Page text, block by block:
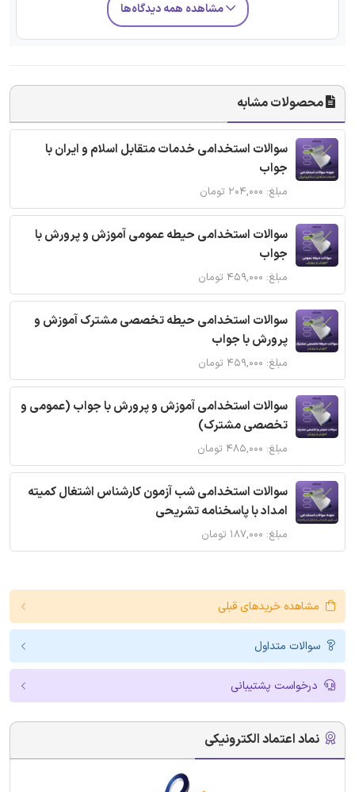
مشاهده همه دیدگاه‌ها
محصولات مشابه
سوالات استخدامی خدمات متقابل اسلام و ایران با
جواب
مبلغ: ۲۰۴,۰۰۰ تومان
سوالات استخدامی حیطه عمومی آموزش و پرورش با
جواب
مبلغ: ۴۵۹,۰۰۰ تومان
سوالات استخدامی حیطه تخصصی مشترک آموزش و
پرورش با جواب
مبلغ: ۴۵۹,۰۰۰ تومان
سوالات استخدامی آموزش و پرورش با جواب (عمومی و
تخصصی مشترک)
مبلغ: ۴۸۵,۰۰۰ تومان
سوالات استخدامی شب آزمون کارشناس اشتغال کمیته
امداد با پاسخنامه تشریحی
مبلغ: ۱۸۷,۰۰۰ تومان
مشاهده خریدهای قبلی
سوالات متداول
درخواست پشتیبانی
نماد اعتماد الکترونیکی